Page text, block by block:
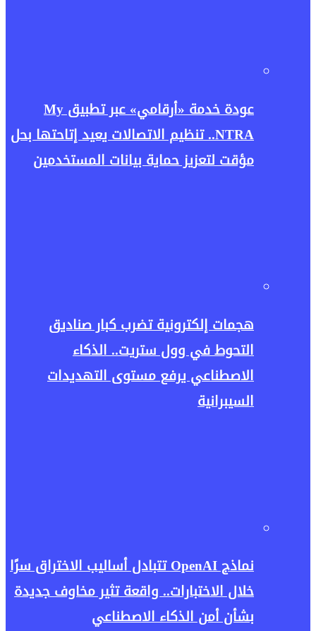
عودة خدمة «أرقامي» عبر تطبيق My
NTRA.. تنظيم الاتصالات يعيد إتاحتها بحل
مؤقت لتعزيز حماية بيانات المستخدمين
هجمات إلكترونية تضرب كبار صناديق
التحوط في وول ستريت.. الذكاء
الاصطناعي يرفع مستوى التهديدات
السيبرانية
نماذج OpenAI تتبادل أساليب الاختراق سرًا
خلال الاختبارات.. واقعة تثير مخاوف جديدة
بشأن أمن الذكاء الاصطناعي